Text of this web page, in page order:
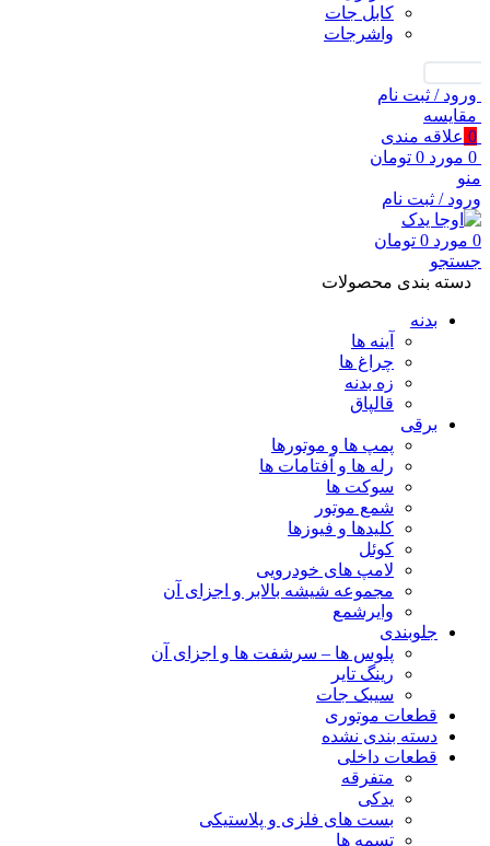
کابل جات
واشرجات
ورود / ثبت نام
مقايسه
0 علاقه مندی
0 مورد 0 تومان
منو
ورود / ثبت نام
0 مورد 0 تومان
جستجو
دسته بندی محصولات
بدنه
آینه ها
چراغ ها
زه بدنه
قالپاق
برقی
پمپ ها و موتورها
رله ها و آفتامات ها
سوکت ها
شمع موتور
کلیدها و فیوزها
کوئل
لامپ های خودرویی
مجموعه شیشه بالابر و اجزای آن
وایرشمع
جلوبندی
پلوس ها – سرشفت ها و اجزای آن
رینگ تایر
سیبک جات
قطعات موتوری
دسته بندی نشده
قطعات داخلی
متفرقه
یدکی
بست های فلزی و پلاستیکی
تسمه ها